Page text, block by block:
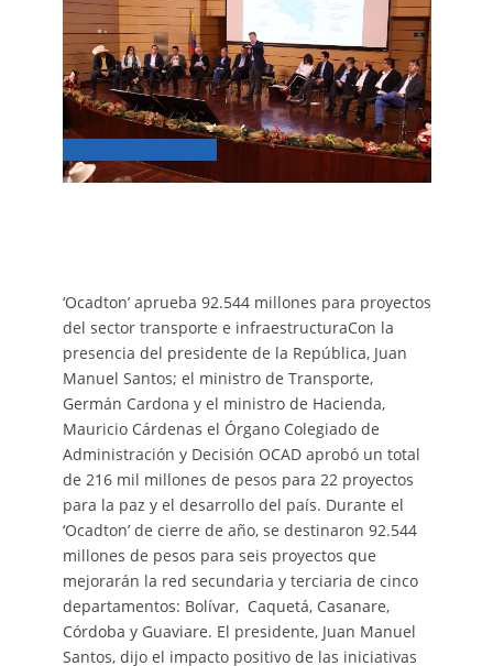
‘Ocadton’ aprueba 92.544 millones para proyectos
del sector transporte e infraestructuraCon la
presencia del presidente de la República, Juan
Manuel Santos; el ministro de Transporte,
Germán Cardona y el ministro de Hacienda,
Mauricio Cárdenas el Órgano Colegiado de
Administración y Decisión OCAD aprobó un total
de 216 mil millones de pesos para 22 proyectos
para la paz y el desarrollo del país. Durante el
‘Ocadton’ de cierre de año, se destinaron 92.544
millones de pesos para seis proyectos que
mejorarán la red secundaria y terciaria de cinco
departamentos: Bolívar, Caquetá, Casanare,
Córdoba y Guaviare. El presidente, Juan Manuel
Santos, dijo el impacto positivo de las iniciativas